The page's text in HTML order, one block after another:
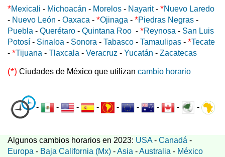
*Mexicali - Michoacán - Morelos - Nayarit- *Nuevo Laredo
- Nuevo León - Oaxaca - *Ojinaga - *Piedras Negras -
Puebla - Querétaro - Quintana Roo - *Reynosa - San Luis
Potosí - Sinaloa - Sonora - Tabasco - Tamaulipas - *Tecate
- *Tijuana - Tlaxcala - Veracruz - Yucatán - Zacatecas
(*) Ciudades de México que utilizan cambio horario
- - - - - - - - -
Algunos cambios horarios en 2023: USA- Canadá -
Europa - Baja California (Mx) -Asia -Australia - México